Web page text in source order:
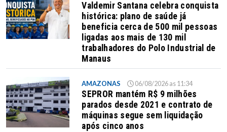
Valdemir Santana celebra conquista
histórica: plano de saúde já
beneficia cerca de 500 mil pessoas
ligadas aos mais de 130 mil
trabalhadores do Polo Industrial de
Manaus
AMAZONAS 06/08/2026 as 11:34
SEPROR mantém R$ 9 milhões
parados desde 2021 e contrato de
máquinas segue sem liquidação
após cinco anos